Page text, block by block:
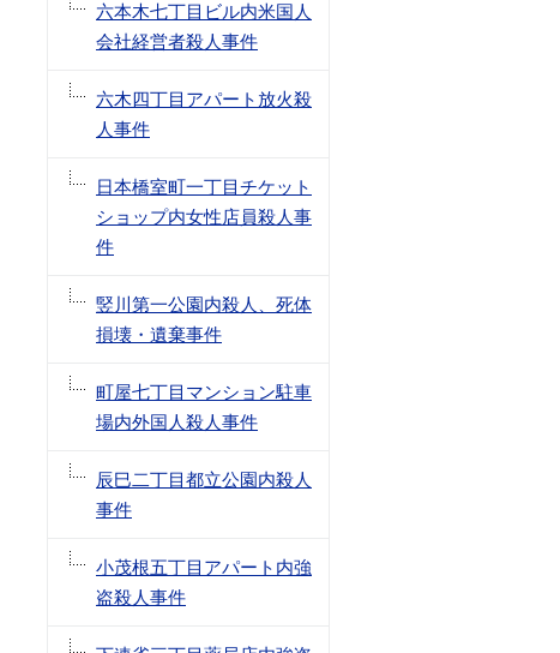
六本木七丁目ビル内米国人
会社経営者殺人事件
六木四丁目アパート放火殺
人事件
日本橋室町一丁目チケット
ショップ内女性店員殺人事
件
竪川第一公園内殺人、死体
損壊・遺棄事件
町屋七丁目マンション駐車
場内外国人殺人事件
辰巳二丁目都立公園内殺人
事件
小茂根五丁目アパート内強
盗殺人事件